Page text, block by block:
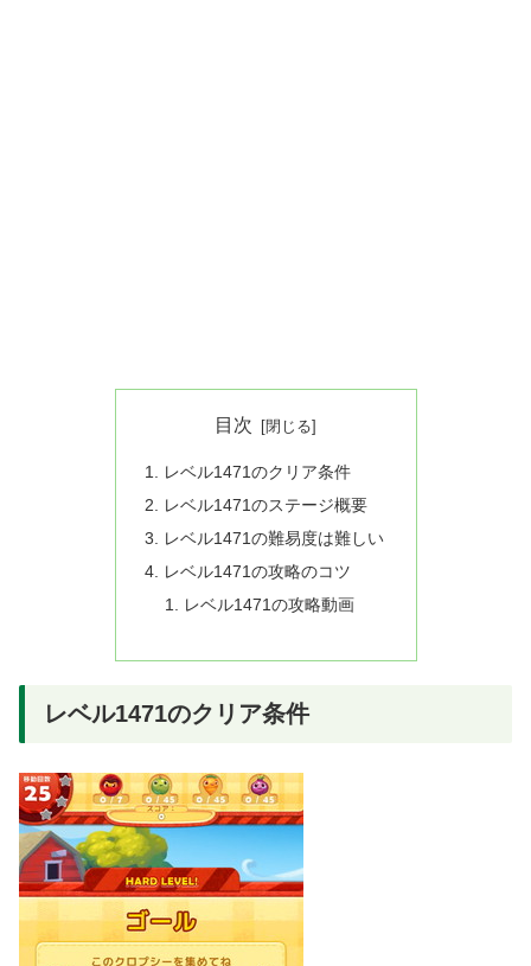
目次
レベル1471のクリア条件
レベル1471のステージ概要
レベル1471の難易度は難しい
レベル1471の攻略のコツ
レベル1471の攻略動画
レベル1471のクリア条件